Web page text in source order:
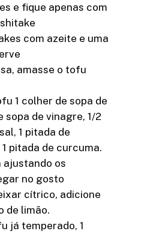
e fique apenas com
com azeite e uma
amasse o tofu
1 colher de sopa de
sopa de vinagre, 1/2
1 pitada de
pitada de curcuma.
ajustando os
no gosto
cítrico, adicione
de limão.
já temperado, 1